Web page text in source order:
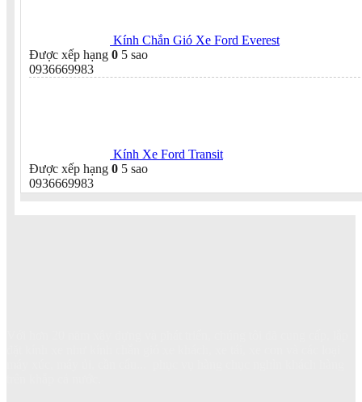
Kính Chắn Gió Xe Ford Everest
Được xếp hạng 0 5 sao
0936669983
Kính Xe Ford Transit
Được xếp hạng 0 5 sao
0936669983